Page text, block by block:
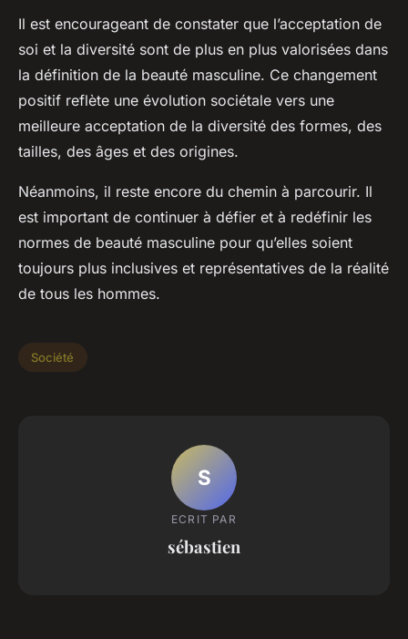
Il est encourageant de constater que l’acceptation de
soi et la diversité sont de plus en plus valorisées dans
la définition de la beauté masculine. Ce changement
positif reflète une évolution sociétale vers une
meilleure acceptation de la diversité des formes, des
tailles, des âges et des origines.
Néanmoins, il reste encore du chemin à parcourir. Il
est important de continuer à défier et à redéfinir les
normes de beauté masculine pour qu’elles soient
toujours plus inclusives et représentatives de la réalité
de tous les hommes.
Société
S
ECRIT PAR
sébastien